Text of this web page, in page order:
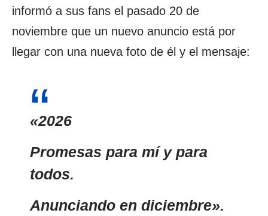
informó a sus fans el pasado 20 de
noviembre que un nuevo anuncio está por
llegar con una nueva foto de él y el mensaje:
«2026
Promesas para mí y para
todos.
Anunciando en diciembre».